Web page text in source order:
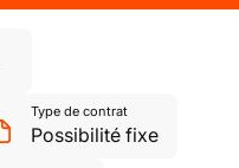
Type de contrat
Possibilité fixe